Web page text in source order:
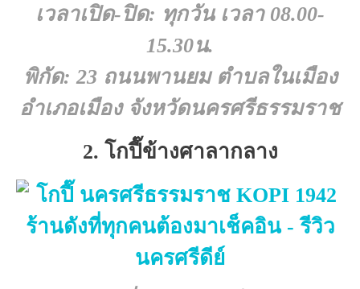
เวลาเปิด-ปิด: ทุกวัน เวลา 08.00-
15.30น.
พิกัด: 23 ถนนพานยม ตำบลในเมือง
อำเภอเมือง จังหวัดนครศรีธรรมราช
2. โกปี๊ข้างศาลากลาง